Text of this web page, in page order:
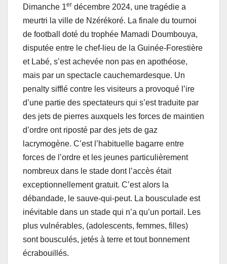
Dimanche 1er décembre 2024, une tragédie a
meurtri la ville de Nzérékoré. La finale du tournoi
de football doté du trophée Mamadi Doumbouya,
disputée entre le chef-lieu de la Guinée-Forestière
et Labé, s’est achevée non pas en apothéose,
mais par un spectacle cauchemardesque. Un
penalty sifflé contre les visiteurs a provoqué l’ire
d’une partie des spectateurs qui s’est traduite par
des jets de pierres auxquels les forces de maintien
d’ordre ont riposté par des jets de gaz
lacrymogène. C’est l’habituelle bagarre entre
forces de l’ordre et les jeunes particulièrement
nombreux dans le stade dont l’accès était
exceptionnellement gratuit. C’est alors la
débandade, le sauve-qui-peut. La bousculade est
inévitable dans un stade qui n’a qu’un portail. Les
plus vulnérables, (adolescents, femmes, filles)
sont bousculés, jetés à terre et tout bonnement
écrabouillés.